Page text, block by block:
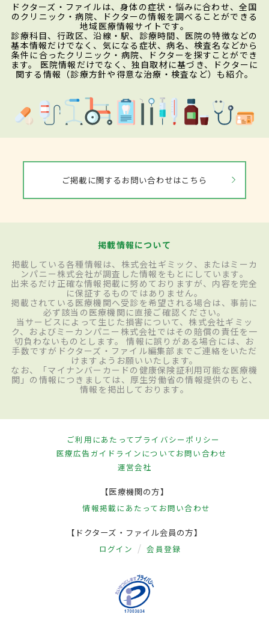
ドクターズ・ファイルは、身体の症状・悩みに合わせ、全国
のクリニック・病院、ドクターの情報を調べることができる
地域医療情報サイトです。
診療科目、行政区、沿線・駅、診療時間、医院の特徴などの
基本情報だけでなく、気になる症状、病名、検査名などから
条件に合ったクリニック・病院、ドクターを探すことができ
ます。 医院情報だけでなく、独自取材に基づき、ドクターに
関する情報（診療方針や得意な治療・検査など）も紹介。
ご掲載に関するお問い合わせはこちら
掲載情報について
掲載している各種情報は、株式会社ギミック、またはミーカ
ンパニー株式会社が調査した情報をもとにしています。
出来るだけ正確な情報掲載に努めておりますが、内容を完全
に保証するものではありません。
掲載されている医療機関へ受診を希望される場合は、事前に
必ず該当の医療機関に直接ご確認ください。
当サービスによって生じた損害について、株式会社ギミッ
ク、およびミーカンパニー株式会社ではその賠償の責任を一
切負わないものとします。 情報に誤りがある場合には、お
手数ですがドクターズ・ファイル編集部までご連絡をいただ
けますようお願いいたします。
なお、「マイナンバーカードの健康保険証利用可能な医療機
関」の情報につきましては、厚生労働省の情報提供のもと、
情報を掲出しております。
ご利用にあたってプライバシーポリシー
医療広告ガイドラインについてお問い合わせ
運営会社
【医療機関の方】
情報掲載にあたって お問い合わせ
【ドクターズ・ファイル会員の方】
ログイン 会員登録